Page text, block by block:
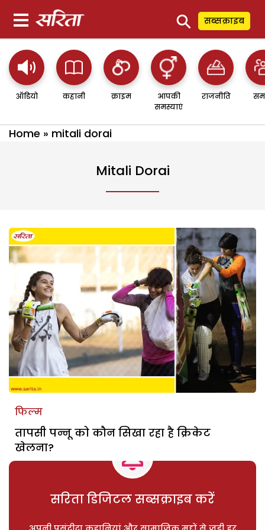
⚲ सब्सक्राइब
ऑडियो कहानी क्राइम
आपकी
समस्याएं
राजनीति
Home » mitali dorai
Mitali Dorai
फिल्म
तापसी पन्नू को कौन सिखा रहा है क्रिकेट
खेलना?
सरिता डिजिटल सब्सक्राइब करें